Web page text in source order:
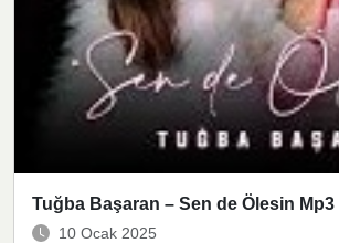
Tuğba Başaran – Sen de Ölesin
10 Ocak 2025